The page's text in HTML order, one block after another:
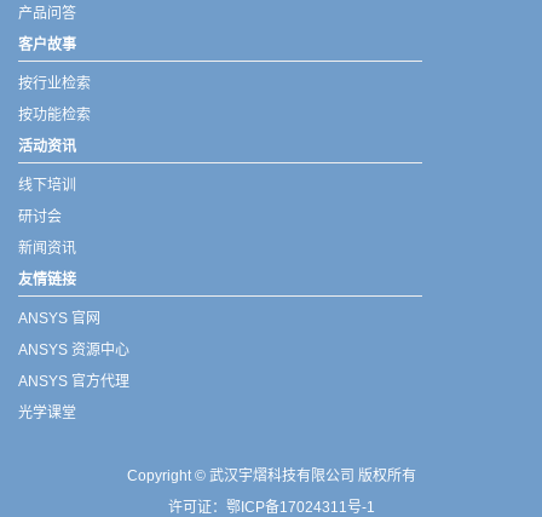
产品问答
客户故事
按行业检索
按功能检索
活动资讯
线下培训
研讨会
新闻资讯
友情链接
ANSYS 官网
ANSYS 资源中心
ANSYS 官方代理
光学课堂
Copyright © 武汉宇熠科技有限公司 版权所有
许可证： 鄂ICP备17024311号-1